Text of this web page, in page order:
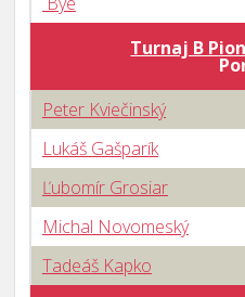
Turnaj B
Peter Kviečinský
Lukáš Gašparík
Ľubomír Grosiar
Michal Novomeský
Tadeáš Kapko